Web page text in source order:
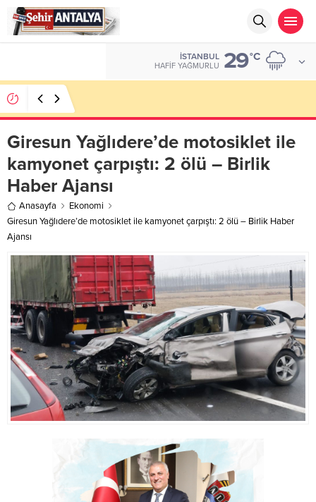
İSTANBUL
HAFIF YAĞMURLU 29°C
Giresun Yağlıdere’de motosiklet ile
kamyonet çarpıştı: 2 ölü – Birlik
Haber Ajansı
Anasayfa
Ekonomi
Giresun Yağlıdere’de motosiklet ile kamyonet çarpıştı: 2 ölü – Birlik Haber
Ajansı